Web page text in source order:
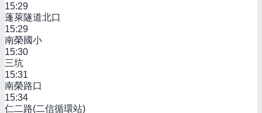
15:29
蓬萊隧道北口
15:29
南榮國小
15:30
三坑
15:31
南榮路口
15:34
仁二路(二信循環站)